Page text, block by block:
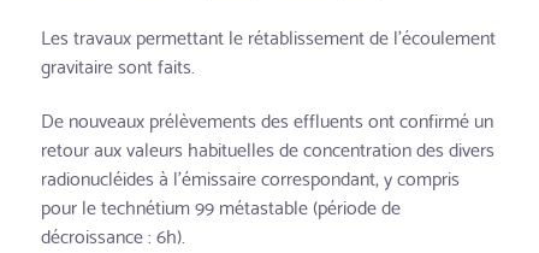
Les travaux permettant le rétablissement de l'écoulement
gravitaire sont faits.
De nouveaux prélèvements des effluents ont confirmé un
retour aux valeurs habituelles de concentration des divers
radionucléides à l'émissaire correspondant, y compris
pour le technétium 99 métastable (période de
décroissance : 6h).